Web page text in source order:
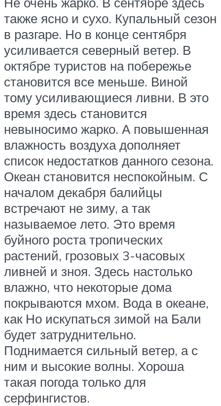
также ясно и сухо. Купальный сезон
в разгаре. Но в конце сентября
усиливается северный ветер. В
октябре туристов на побережье
становится все меньше. Виной
тому усиливающиеся ливни. В это
время здесь становится
невыносимо жарко. А повышенная
влажность воздуха дополняет
список недостатков данного сезона.
Океан становится неспокойным. С
началом декабря балийцы
встречают не зиму, а так
называемое лето. Это время
буйного роста тропических
растений, грозовых 3-часовых
ливней и зноя. Здесь настолько
влажно, что некоторые дома
покрываются мхом. Вода в океане,
как Но искупаться зимой на Бали
будет затруднительно.
Поднимается сильный ветер, а с
ним и высокие волны. Хороша
такая погода только для
серфингистов.